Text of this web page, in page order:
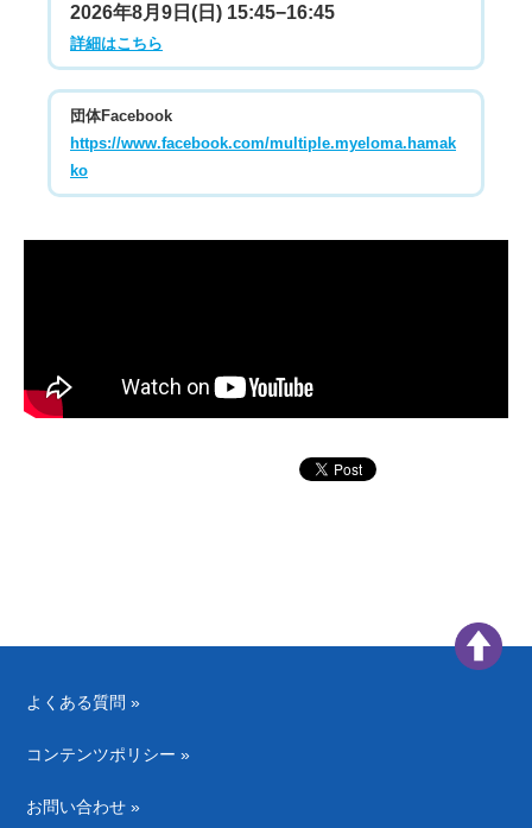
2026年8月9日(日) 15:45−16:45
詳細はこちら
団体Facebook
https://www.facebook.com/multiple.myeloma.hamak
ko
よくある質問 »
コンテンツポリシー »
お問い合わせ »